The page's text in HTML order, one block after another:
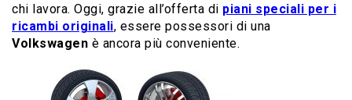
chi lavora. Oggi, grazie all’offerta di piani speciali per i
ricambi originali, essere possessori di una
Volkswagen è ancora più conveniente.